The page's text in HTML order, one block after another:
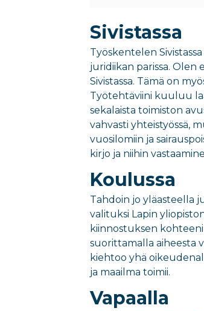
Sivistassa
TyöskentelenSivistassa
juridiikan parissa.Olen
Sivistassa. Tämäon m
Työtehtäviini kuuluu
sekalaista toimiston
vahvasti yhteistyössä,
vuosilomiin ja
kirjo ja niihin
Koulussa
Tahdoin jo yläasteella
valituksi Lapin
kiinnostuksen
suorittamalla aiheesta
kiehtoo yhä
ja maailma toimii.
Vapaalla